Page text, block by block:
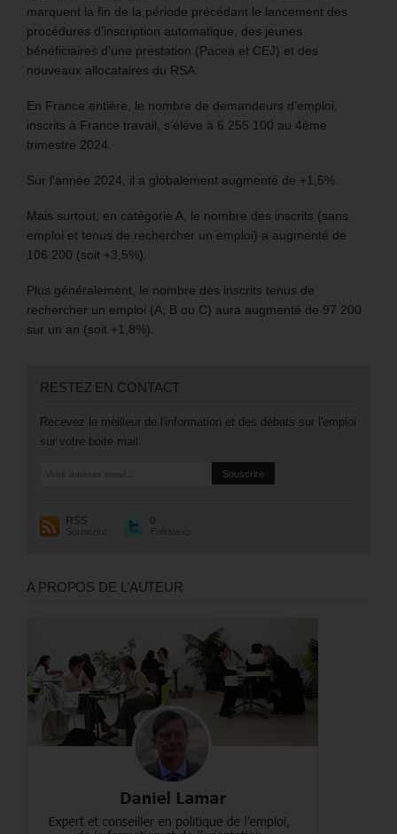
marquent la fin de la période précédant le lancement des
procédures d’inscription automatique, des jeunes
bénéficiaires d’une prestation (Pacea et CEJ) et des
nouveaux allocataires du RSA.
En France entière, le nombre de demandeurs d’emploi,
inscrits à France travail, s’élève à 6 255 100 au 4ème
trimestre 2024.
Sur l’année 2024, il a globalement augmenté de +1,5%.
Mais surtout, en catégorie A, le nombre des inscrits (sans
emploi et tenus de rechercher un emploi) a augmenté de
106 200 (soit +3,5%).
Plus généralement, le nombre des inscrits tenus de
rechercher un emploi (A, B ou C) aura augmenté de 97 200
sur un an (soit +1,8%).
RESTEZ EN CONTACT
Recevez le meilleur de l'information et des débats sur l'emploi
sur votre boite mail.
RSS
Souscrire
0
Followers
A PROPOS DE L’AUTEUR